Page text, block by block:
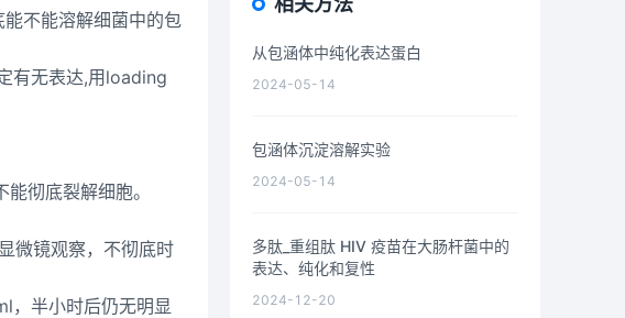
不能溶解细菌中的包
有无表达,用loading
彻底裂解细胞。
微镜观察，不彻底时
，半小时后仍无明显
从包涵体中纯化表达蛋白
2024-05-14
包涵体沉淀溶解实验
2024-05-14
多肽_重组肽 HIV 疫苗在大肠杆菌中的
表达、纯化和复性
2024-12-20